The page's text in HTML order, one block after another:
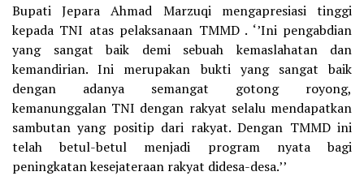
Bupati Jepara Ahmad Marzuqi mengapresiasi tinggi
kepada TNI atas pelaksanaan TMMD . ‘’Ini pengabdian
yang sangat baik demi sebuah kemaslahatan dan
kemandirian. Ini merupakan bukti yang sangat baik
dengan adanya semangat gotong royong,
kemanunggalan TNI dengan rakyat selalu mendapatkan
sambutan yang positip dari rakyat. Dengan TMMD ini
telah betul-betul menjadi program nyata bagi
peningkatan kesejateraan rakyat didesa-desa.’’